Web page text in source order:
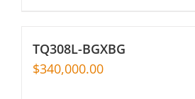
TQ308L-BGXBG
$340,000.00